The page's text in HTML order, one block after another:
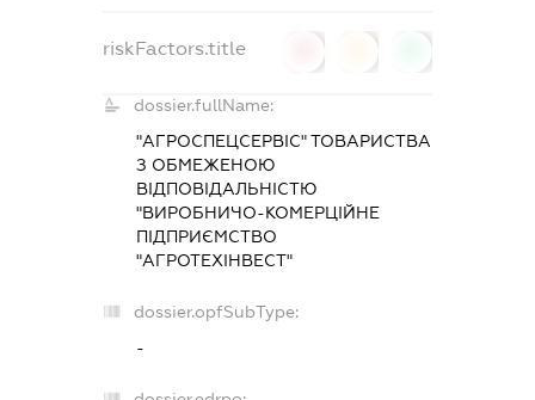
riskFactors.title
dossier.fullName:
"АГРОСПЕЦСЕРВІС" ТОВАРИСТВА
З ОБМЕЖЕНОЮ
ВІДПОВІДАЛЬНІСТЮ
"ВИРОБНИЧО-КОМЕРЦІЙНЕ
ПІДПРИЄМСТВО
"АГРОТЕХІНВЕСТ"
dossier.opfSubType:
-